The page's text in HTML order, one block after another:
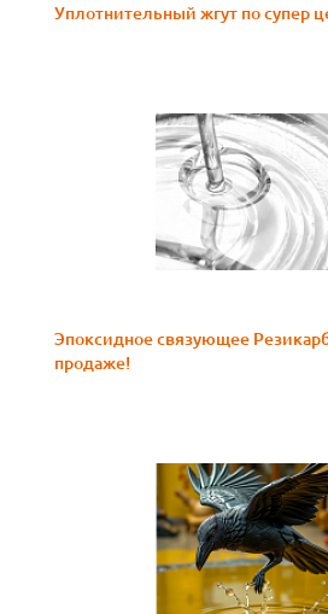
Уплотнительный жгут по супер
Эпоксидное связующее
продаже!